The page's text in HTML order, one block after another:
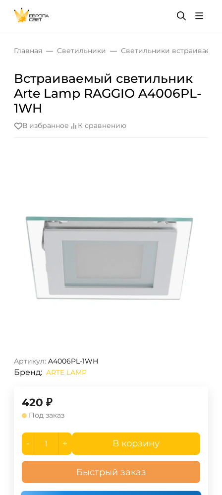
Главная Светильники Светильники
Встраиваемый светильник
Arte Lamp RAGGIO A4006PL-
1WH
В избранное К сравнению
Артикул: A4006PL-1WH
Бренд: ARTE LAMP
420 ₽
Под заказ
- + В корзину
Быстрый заказ